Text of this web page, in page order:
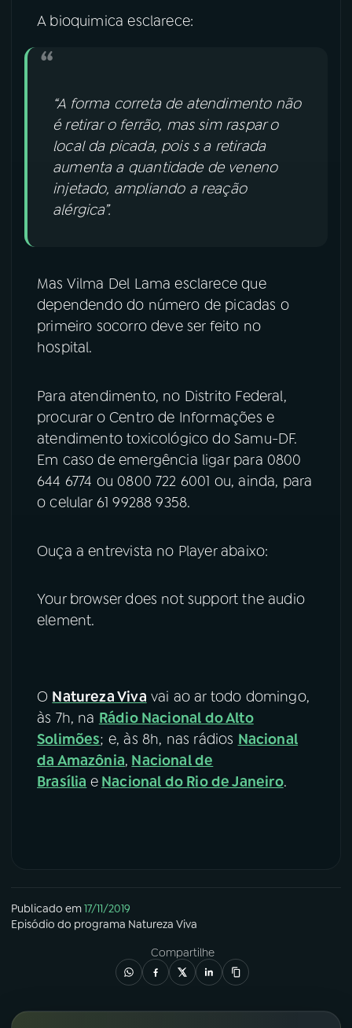
A bioquimica esclarece:
“A forma correta de atendimento não
é retirar o ferrão, mas sim raspar o
local da picada, pois s a retirada
aumenta a quantidade de veneno
injetado, ampliando a reação
alérgica”.
Mas Vilma Del Lama esclarece que
dependendo do número de picadas o
primeiro socorro deve ser feito no
hospital.
Para atendimento, no Distrito Federal,
procurar o Centro de Informações e
atendimento toxicológico do Samu-DF.
Em caso de emergência ligar para 0800
644 6774 ou 0800 722 6001 ou, ainda, para
o celular 61 99288 9358.
Ouça a entrevista no Player abaixo:
Your browser does not support the audio
element.
O Natureza Viva vai ao ar todo domingo,
às 7h, na Rádio Nacional do Alto
Solimões; e, às 8h, nas rádios Nacional
da Amazônia, Nacional de
Brasília e Nacional do Rio de Janeiro.
Publicado em17/11/2019
Episódio do programa Natureza Viva
Compartilhe